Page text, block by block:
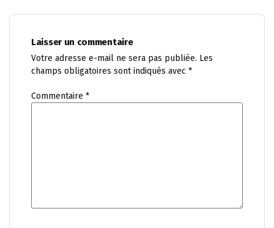
Laisser un commentaire
Votre adresse e-mail ne sera pas publiée. Les
champs obligatoires sont indiqués avec *
Commentaire *